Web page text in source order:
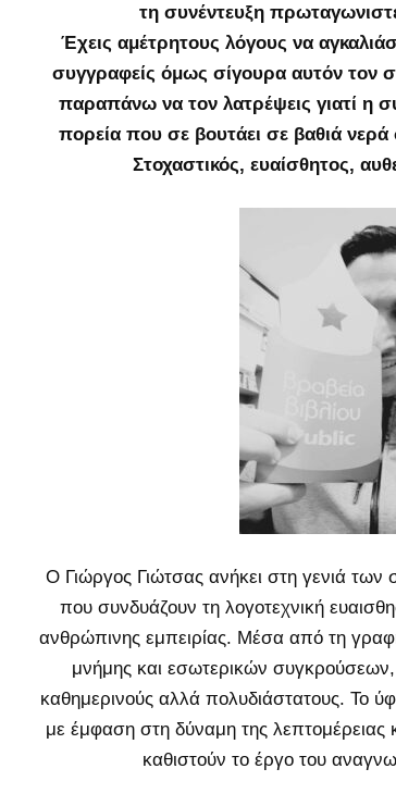
τη συνέντευξη
Έχεις αμέτρητους λόγους να
συγγραφείς όμως σίγουρα αυτόν τον
παραπάνω να τον λατρέψεις γιατί η
πορεία που σε βουτάει σε βαθιά
Στοχαστικός, ευαίσθητος,
Ο Γιώργος Γιώτσας ανήκει στη γενιά
που συνδυάζουν τη λογοτεχνική
ανθρώπινης εμπειρίας. Μέσα από τη
μνήμης και εσωτερικών
καθημερινούς αλλά πολυδιάστατους. Το
με έμφαση στη δύναμη της λεπτομέρειας
καθιστούν το έργο του